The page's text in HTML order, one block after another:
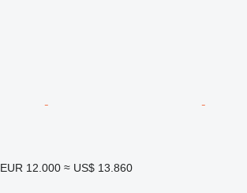
EUR 12.000 ≈ US$ 13.860